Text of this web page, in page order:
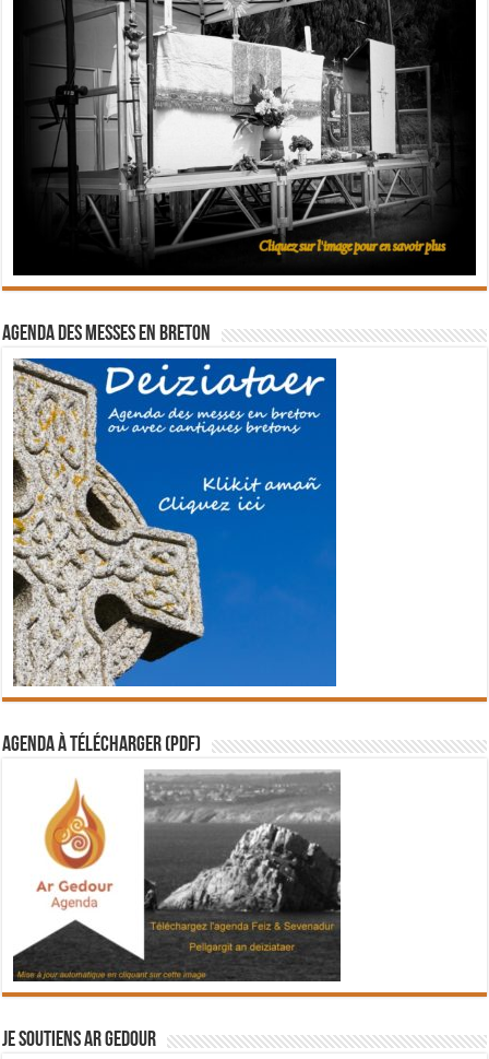
Agenda des messes en breton
Agenda à télécharger (PDF)
Je soutiens Ar Gedour